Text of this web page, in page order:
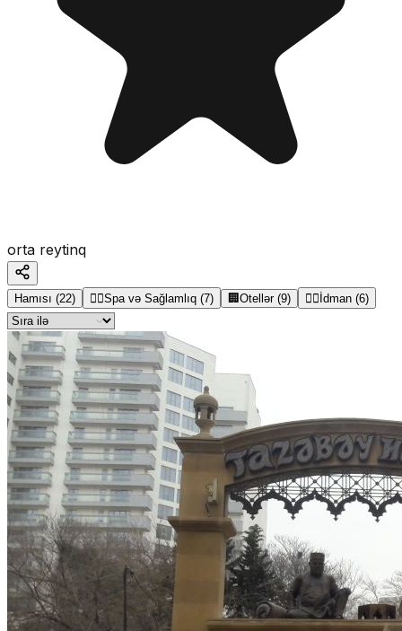
orta reytinq
Hamısı (22) 💆‍♂️Spa və Sağlamlıq (7) 🏢 Otellər(9) 🏋️‍♂️ İdman (6)